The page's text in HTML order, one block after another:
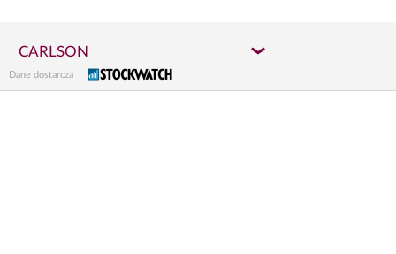
CARLSON
Dane dostarcza